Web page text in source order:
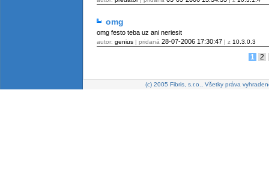
omg
omg festo teba uz ani neriesit
autor: genius | pridaná 28-07-2006 17:30:47 | z 10.3.0.3
1 2
(c) 2005 Fibris, s.r.o., Všetky práva